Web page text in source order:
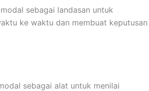
sebagai landasan untuk
ke waktu dan membuat keputusan
sebagai alat untuk menilai